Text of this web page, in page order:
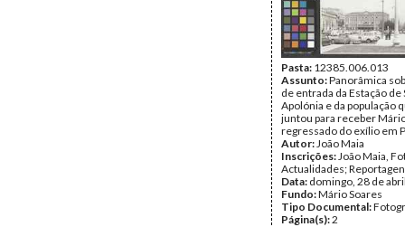
Pasta: 12385.006.013
Assunto:Panorâmica
de entrada da Estação de
Apolónia e da população
juntou para receber
regressado do exílio em
Autor:João Maia
Inscrições:João Maia,
Actualidades;
Data: domingo, 28 de
Fundo:Mário Soares
Tipo Documental:
Página(s):2